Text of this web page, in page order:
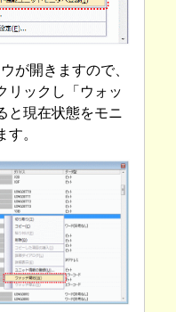
が開きますので、
リックし「ウォッ
と現在状態をモニ
。